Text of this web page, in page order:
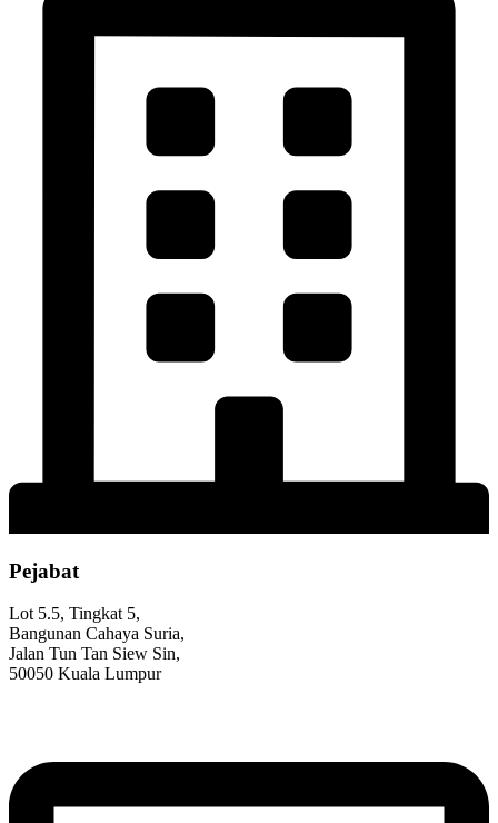
Pejabat
Lot 5.5, Tingkat 5,
Bangunan Cahaya Suria,
Jalan Tun Tan Siew Sin,
50050 Kuala Lumpur